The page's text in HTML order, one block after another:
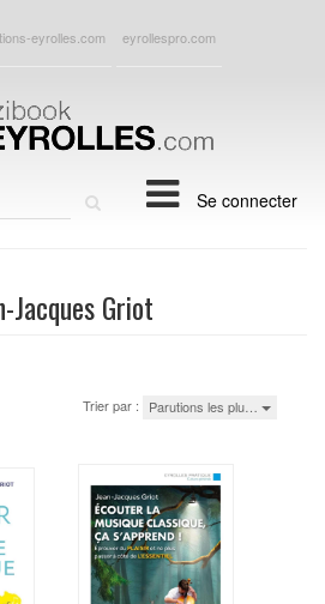
eyrolles.com eyrollespro.com
Se connecter
Jacques Griot
Trier par : Parutions les plu…